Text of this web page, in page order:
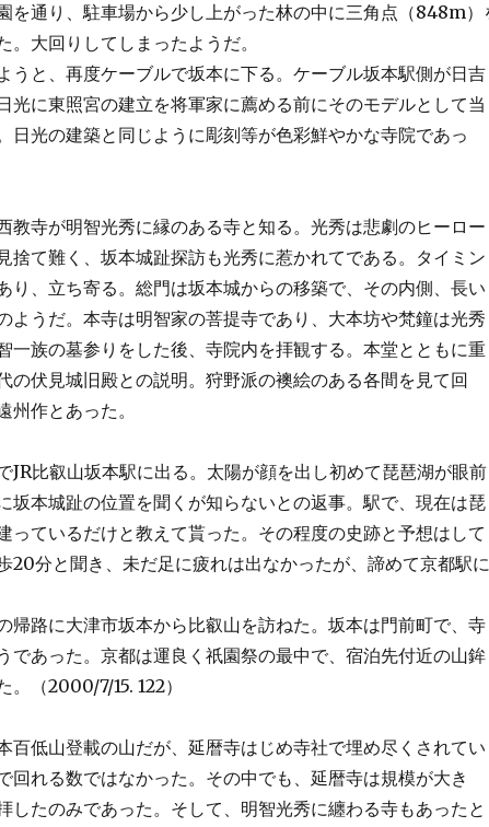
を通り、駐車場から少し上がった林の中に三角点（848m）
。大回りしてしまったようだ。
うと、再度ケーブルで坂本に下る。ケーブル坂本駅側が日吉
光に東照宮の建立を将軍家に薦める前にそのモデルとして当
日光の建築と同じように彫刻等が色彩鮮やかな寺院であっ
寺が明智光秀に縁のある寺と知る。光秀は悲劇のヒーロー
捨て難く、坂本城趾探訪も光秀に惹かれてである。タイミン
り、立ち寄る。総門は坂本城からの移築で、その内側、長い
ようだ。本寺は明智家の菩提寺であり、大本坊や梵鐘は光秀
一族の墓参りをした後、寺院内を拝観する。本堂とともに重
の伏見城旧殿との説明。狩野派の襖絵のある各間を見て回
州作とあった。
JR比叡山坂本駅に出る。太陽が顔を出し初めて琵琶湖が眼前
坂本城趾の位置を聞くが知らないとの返事。駅で、現在は琵
っているだけと教えて貰った。その程度の史跡と予想はして
20分と聞き、未だ足に疲れは出なかったが、諦めて京都駅に
帰路に大津市坂本から比叡山を訪ねた。坂本は門前町で、寺
であった。京都は運良く祇園祭の最中で、宿泊先付近の山鉾
。（2000/7/15. 122）
低山登載の山だが、延暦寺はじめ寺社で埋め尽くされてい
回れる数ではなかった。その中でも、延暦寺は規模が大き
したのみであった。そして、明智光秀に纏わる寺もあったと